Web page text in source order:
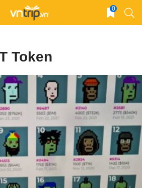
0
Token